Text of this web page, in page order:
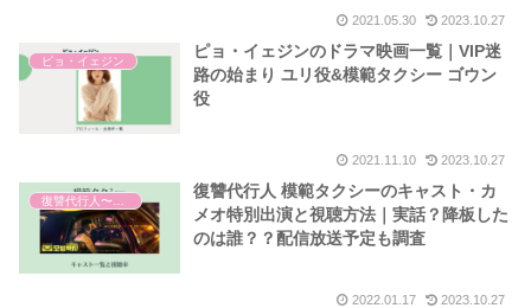
2021.05.30 2023.10.27
ピョ・イェジン
ピョ・イェジンのドラマ映画一覧｜VIP迷
路の始まり ユリ役&模範タクシー ゴウン
役
2021.11.10 2023.10.27
復讐代行人〜模範タクシー〜
復讐代行人 模範タクシーのキャスト・カ
メオ特別出演と視聴方法｜実話？降板した
のは誰？？配信放送予定も調査
2022.01.17 2023.10.27